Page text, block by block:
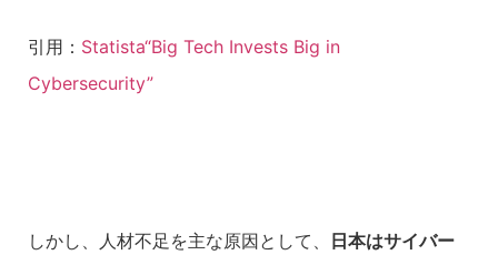
引用： Statista“Big Tech Invests Big in
Cybersecurity”
しかし、人材不足を主な原因として、 日本はサイバー